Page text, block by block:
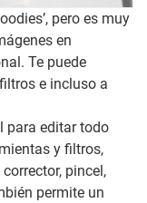
pero es muy
en
Te puede
e incluso a
para editar todo
y filtros,
pincel,
permite un